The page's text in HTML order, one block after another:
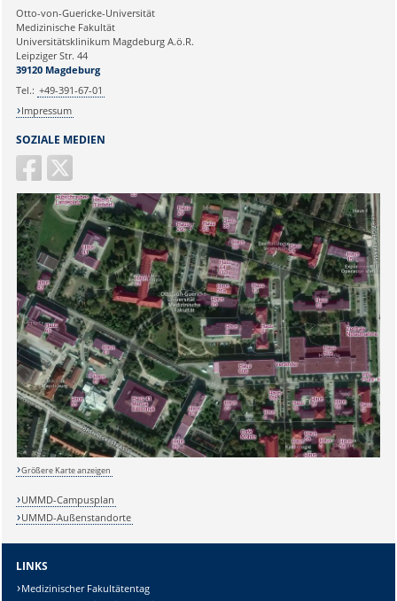
Ihre E-Mailadresse:
Ihr Anliegen:
SOZIALE MEDIEN
Otto-von-Guericke-Universität
Medizinische Fakultät
Universitätsklinikum Magdeburg A.ö.R.
Leipziger Str. 44
39120 Magdeburg
Tel.: +49-391-67-01
Impressum
Größere Karte anzeigen
UMMD-Campusplan
UMMD-Außenstandorte
LINKS
Medizinischer Fakultätentag